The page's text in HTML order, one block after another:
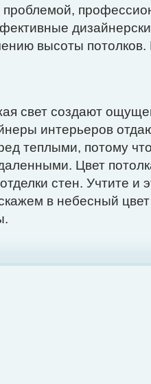
проблемой,
высоты потолков.
свет создают
интерьеров
теплыми, потому
Цвет
стен. Учтите
в небесный